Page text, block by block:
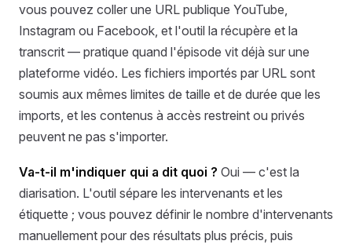
vous pouvez coller une URL publique YouTube,
Instagram ou Facebook, et l'outil la récupère et la
transcrit — pratique quand l'épisode vit déjà sur une
plateforme vidéo. Les fichiers importés par URL sont
soumis aux mêmes limites de taille et de durée que les
imports, et les contenus à accès restreint ou privés
peuvent ne pas s'importer.
Va-t-il m'indiquer qui a dit quoi ? Oui — c'est la
diarisation. L'outil sépare les intervenants et les
étiquette ; vous pouvez définir le nombre d'intervenants
manuellement pour des résultats plus précis, puis